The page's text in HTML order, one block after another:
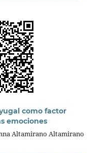
como factor
emociones
Altamirano Altamirano